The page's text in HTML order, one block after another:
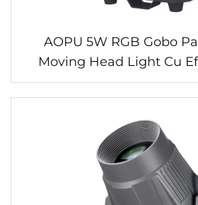
AOPU 5W RGB Gobo
Moving Head Light Cu
Stroboscopic Potrivit
Laser DJ